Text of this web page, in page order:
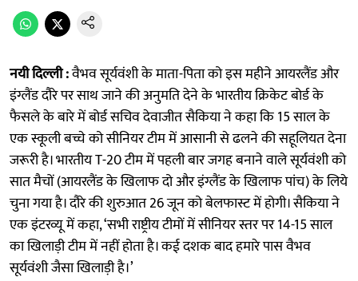
नयी दिल्ली :वैभव सूर्यवंशी के माता-पिता को इस महीने आयरलैंड और
इंग्लैंड दौरे पर साथ जाने की अनुमति देने के भारतीय क्रिकेट बोर्ड के
फैसले के बारे में बोर्ड सचिव देवाजीत सैकिया ने कहा कि 15 साल के
एक स्कूली बच्चे को सीनियर टीम में आसानी से ढलने की सहूलियत देना
जरूरी है। भारतीय T-20 टीम में पहली बार जगह बनाने वाले सूर्यवंशी को
सात मैचों (आयरलैंड के खिलाफ दो और इंग्लैंड के खिलाफ पांच) के लिये
चुना गया है। दौरे की शुरुआत 26 जून को बेलफास्ट में होगी। सैकिया ने
एक इंटरव्यू में कहा, ‘सभी राष्ट्रीय टीमों में सीनियर स्तर पर 14-15 साल
का खिलाड़ी टीम में नहीं होता है। कई दशक बाद हमारे पास वैभव
सूर्यवंशी जैसा खिलाड़ी है।’